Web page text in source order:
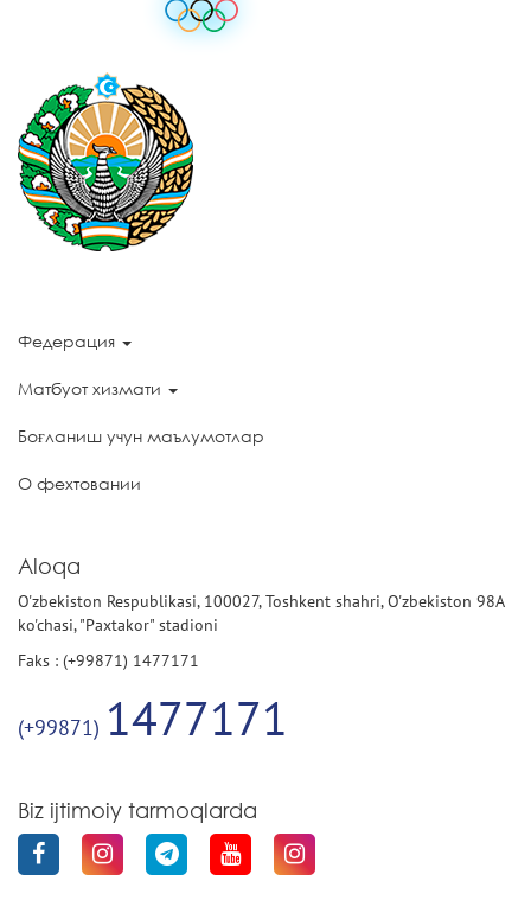
Федерация
Матбуот хизмати
Боғланиш учун маълумотлар
О фехтовании
Aloqa
O'zbekiston Respublikasi, 100027, Toshkent shahri, O'zbekiston 98A
ko'chasi, "Paxtakor" stadioni
Faks : (+99871) 1477171
(+99871) 1477171
Biz ijtimoiy tarmoqlarda